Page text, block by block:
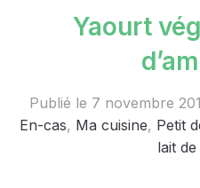
Yaourt
Publié le 7 novembre
En-cas, Ma cuisine, Petit
lait